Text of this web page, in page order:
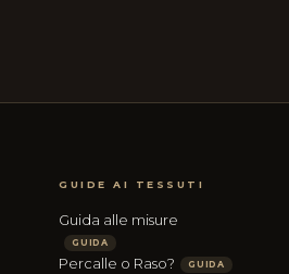
GUIDE AI TESSUTI
Guida alle misure
GUIDA
Percalle o Raso? GUIDA